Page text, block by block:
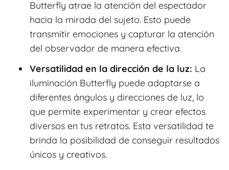
Butterfly atrae la atención del espectador
hacia la mirada del sujeto. Esto puede
transmitir emociones y capturar la atención
del observador de manera efectiva.
Versatilidad en la dirección de la luz: La
iluminación Butterfly puede adaptarse a
diferentes ángulos y direcciones de luz, lo
que permite experimentar y crear efectos
diversos en tus retratos. Esta versatilidad te
brinda la posibilidad de conseguir resultados
únicos y creativos.